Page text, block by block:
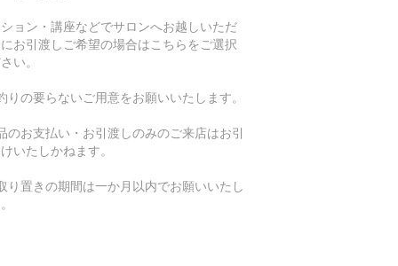
ョン・講座などでサロンへお越しいただ
お引渡しご希望の場合はこちらをご選択
い。
りの要らないご用意をお願いいたします。
のお支払い・お引渡しのみのご来店はお引
いたしかねます。
り置きの期間は一か月以内でお願いいたし